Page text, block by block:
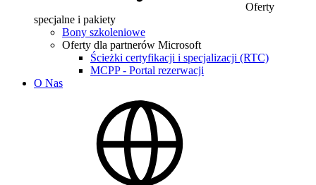
Oferty
specjalne i pakiety
Bony szkoleniowe
Oferty dla partnerów Microsoft
Ścieżki certyfikacji i specjalizacji (RTC)
MCPP - Portal rezerwacji
O Nas